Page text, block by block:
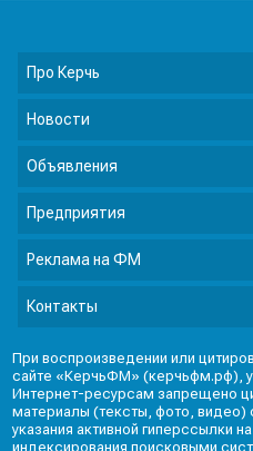
Про Керчь
Новости
Объявления
Предприятия
Реклама на ФМ
Контакты
При воспроизведении или
сайте «КерчьФМ» (керчьфм.рф),
Интернет-ресурсам запрещено
материалы (тексты, фото,
указания активной гиперссылки
индексирования поисковыми